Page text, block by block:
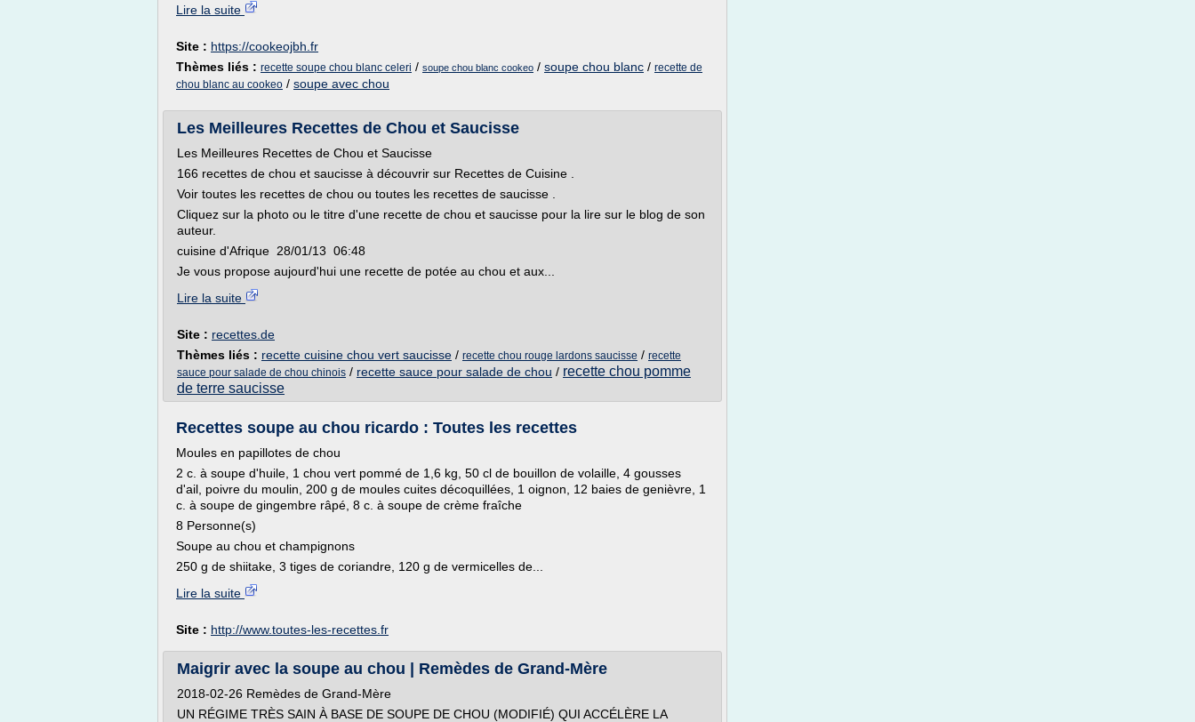
Lire la suite
Site : https://cookeojbh.fr
Thèmes liés : recette soupe chou blanc celeri / soupe chou blanc cookeo / soupe chou blanc / recette de
chou blanc au cookeo / soupe avec chou
Les Meilleures Recettes de Chou et Saucisse
Les Meilleures Recettes de Chou et Saucisse
166 recettes de chou et saucisse à découvrir sur Recettes de Cuisine .
Voir toutes les recettes de chou ou toutes les recettes de saucisse .
Cliquez sur la photo ou le titre d'une recette de chou et saucisse pour la lire sur le blog de son
auteur.
cuisine d'Afrique 28/01/13 06:48
Je vous propose aujourd'hui une recette de potée au chou et aux...
Lire la suite
Site : recettes.de
Thèmes liés : recette cuisine chou vert saucisse / recette chou rouge lardons saucisse / recette
sauce pour salade de chou chinois / recette sauce pour salade de chou / recette chou pomme
de terre saucisse
Recettes soupe au chou ricardo : Toutes les recettes
Moules en papillotes de chou
2 c. à soupe d'huile, 1 chou vert pommé de 1,6 kg, 50 cl de bouillon de volaille, 4 gousses
d'ail, poivre du moulin, 200 g de moules cuites décoquillées, 1 oignon, 12 baies de genièvre, 1
c. à soupe de gingembre râpé, 8 c. à soupe de crème fraîche
8 Personne(s)
Soupe au chou et champignons
250 g de shiitake, 3 tiges de coriandre, 120 g de vermicelles de...
Lire la suite
Site : http://www.toutes-les-recettes.fr
Maigrir avec la soupe au chou | Remèdes de Grand-Mère
2018-02-26 Remèdes de Grand-Mère
UN RÉGIME TRÈS SAIN À BASE DE SOUPE DE CHOU (MODIFIÉ) QUI ACCÉLÈRE LA